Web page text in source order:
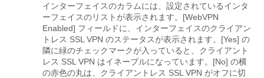
インターフェイスのカラムには、設定されているインタ
ーフェイスのリストが表示されます。[WebVPN
Enabled] フィールドに、インターフェイスのクライアン
トレス SSL VPN のステータスが表示されます。[Yes] の
隣に緑のチェックマークが入っていると、クライアント
レス SSL VPN はイネーブルになっています。[No] の横
の赤色の丸は、クライアントレス SSL VPN がオフに切